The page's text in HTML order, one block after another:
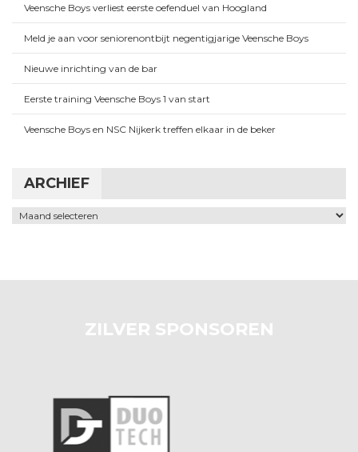
Veensche Boys verliest eerste oefenduel van Hoogland
Meld je aan voor seniorenontbijt negentigjarige Veensche Boys
Nieuwe inrichting van de bar
Eerste training Veensche Boys 1 van start
Veensche Boys en NSC Nijkerk treffen elkaar in de beker
ARCHIEF
Archief
ZILVER SPONSOREN